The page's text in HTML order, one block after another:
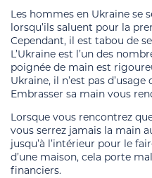
Les hommes en Ukraine se
lorsqu’ils saluent pour la
Cependant, il est tabou de
L’Ukraine est l’un des
poignée de main est
Ukraine, il n’est pas
Embrasser sa main vous
Lorsque vous rencontrez
vous serrez jamais la main
jusqu’à l’intérieur pour le
d’une maison, cela porte
financiers.